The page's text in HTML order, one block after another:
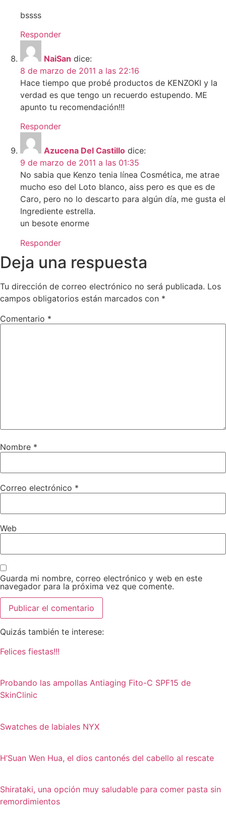
bssss
Responder
NaiSan dice:
8 de marzo de 2011 a las 22:16
Hace tiempo que probé productos de KENZOKI y la
verdad es que tengo un recuerdo estupendo. ME
apunto tu recomendación!!!
Responder
Azucena Del Castillo dice:
9 de marzo de 2011 a las 01:35
No sabia que Kenzo tenia línea Cosmética, me atrae
mucho eso del Loto blanco, aiss pero es que es de
Caro, pero no lo descarto para algún día, me gusta el
Ingrediente estrella.
un besote enorme
Responder
Deja una respuesta
Tu dirección de correo electrónico no será publicada. Los
campos obligatorios están marcados con *
Comentario *
Nombre *
Correo electrónico *
Web
Guarda mi nombre, correo electrónico y web en este
navegador para la próxima vez que comente.
Quizás también te interese:
Felices fiestas!!!
Probando las ampollas Antiaging Fito-C SPF15 de
SkinClinic
Swatches de labiales NYX
H’Suan Wen Hua, el dios cantonés del cabello al rescate
Shirataki, una opción muy saludable para comer pasta sin
remordimientos